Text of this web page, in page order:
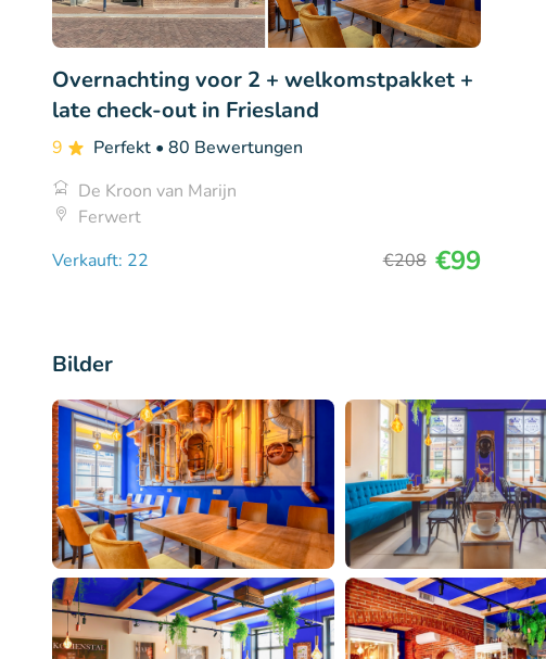
Overnachting voor 2 + welkomstpakket +
late check-out in Friesland
9 Perfekt • 80 Bewertungen
De Kroon van Marijn
Ferwert
Verkauft: 22
€208 €99
Bilder